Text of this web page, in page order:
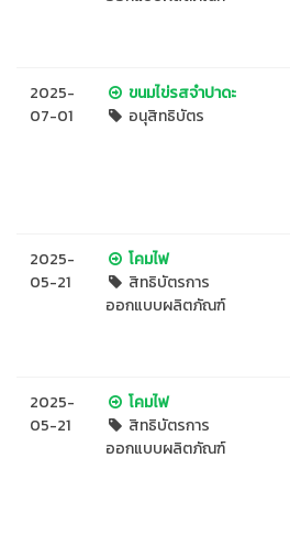
2025-
07-01
ขนมไข่รสจำปาดะ
อนุสิทธิบัตร
2025-
05-21
โคมไฟ
สิทธิบัตรการ
ออกแบบผลิตภัณฑ์
2025-
05-21
โคมไฟ
สิทธิบัตรการ
ออกแบบผลิตภัณฑ์